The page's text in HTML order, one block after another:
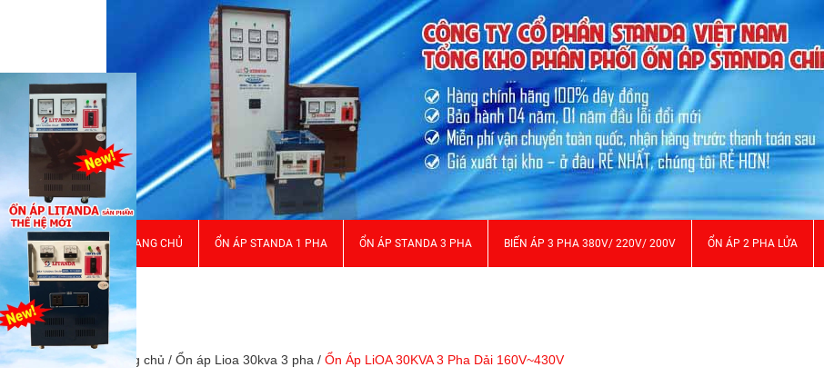
TRANG CHỦ ỔN ÁP STANDA 1 PHA ỔN ÁP STANDA 3 PHA BIẾN ÁP 3 PHA 380V/ 220V/ 200V ỔN ÁP 2 PHA LỬA
Trang chủ / Ổn áp Lioa 30kva 3 pha / Ổn Áp LiOA 30KVA 3 Pha Dải 160V~430V